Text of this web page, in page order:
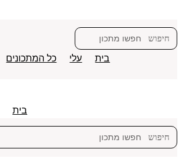
חיפוש
בית עלי כל המתכונים
בית
חיפוש